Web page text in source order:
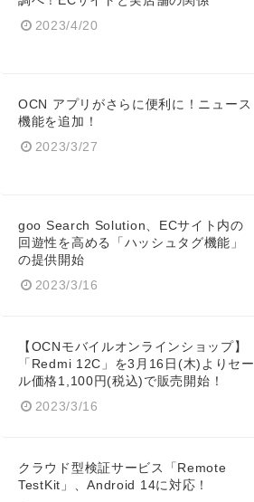
2023/4/20
OCN アプリがさらに便利に！ニュース
機能を追加！
2023/3/27
goo Search Solution、ECサイト内の
回遊性を高める「ハッシュタグ機能」
の提供開始
2023/3/16
【OCNモバイルオンラインショップ】
「Redmi 12C」を3月16日(木)よりセー
ル価格1,100円(税込)で販売開始！
2023/3/16
クラウド型検証サービス「Remote
TestKit」、Android 14に対応！